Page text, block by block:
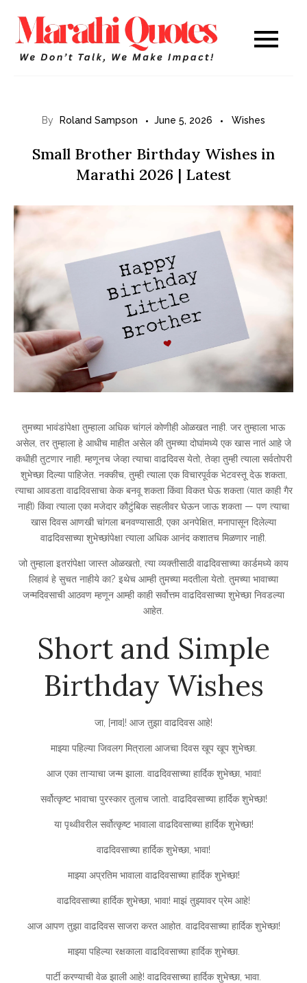
Marathi
WE DON’T TALK,
WE MAKE IMPACT!
By Roland Sampson June 5, 2026 Wishes
Small Brother Birthday Wishes in
Marathi 2026 | Latest
तुमच्या भावंडांपेक्षा तुम्हाला अधिक चांगलं कोणीही ओळखत नाही. जर तुम्हाला भाऊ
असेल, तर तुम्हाला हे आधीच माहीत असेल की तुमच्या दोघांमध्ये एक खास नातं आहे जे
कधीही तुटणार नाही. म्हणूनच जेव्हा त्याचा वाढदिवस येतो, तेव्हा तुम्ही त्याला सर्वतोपरी
शुभेच्छा दिल्या पाहिजेत. नक्कीच, तुम्ही त्याला एक विचारपूर्वक भेटवस्तू देऊ शकता,
त्याचा आवडता वाढदिवसाचा केक बनवू शकता किंवा विकत घेऊ शकता (यात काही गैर
नाही) किंवा त्याला एका मजेदार कौटुंबिक सहलीवर घेऊन जाऊ शकता — पण त्याचा
खास दिवस आणखी चांगला बनवण्यासाठी, एका अनपेक्षित, मनापासून दिलेल्या
वाढदिवसाच्या शुभेच्छांपेक्षा त्याला अधिक आनंद कशातच मिळणार नाही.
जो तुम्हाला इतरांपेक्षा जास्त ओळखतो, त्या व्यक्तीसाठी वाढदिवसाच्या कार्डमध्ये काय
लिहावं हे सुचत नाहीये का? इथेच आम्ही तुमच्या मदतीला येतो. तुमच्या भावाच्या
जन्मदिवसाची आठवण म्हणून आम्ही काही सर्वोत्तम वाढदिवसाच्या शुभेच्छा निवडल्या
आहेत.
Short and Simple
Birthday Wishes
जा, [नाव]! आज तुझा वाढदिवस आहे!
माझ्या पहिल्या जिवलग मित्राला आजचा दिवस खूप खूप शुभेच्छा.
आज एका ताऱ्याचा जन्म झाला. वाढदिवसाच्या हार्दिक शुभेच्छा, भावा!
सर्वोत्कृष्ट भावाचा पुरस्कार तुलाच जातो. वाढदिवसाच्या हार्दिक शुभेच्छा!
या पृथ्वीवरील सर्वोत्कृष्ट भावाला वाढदिवसाच्या हार्दिक शुभेच्छा!
वाढदिवसाच्या हार्दिक शुभेच्छा, भावा!
माझ्या अप्रतिम भावाला वाढदिवसाच्या हार्दिक शुभेच्छा!
वाढदिवसाच्या हार्दिक शुभेच्छा, भावा! माझं तुझ्यावर प्रेम आहे!
आज आपण तुझा वाढदिवस साजरा करत आहोत. वाढदिवसाच्या हार्दिक शुभेच्छा!
माझ्या पहिल्या रक्षकाला वाढदिवसाच्या हार्दिक शुभेच्छा.
पार्टी करण्याची वेळ झाली आहे! वाढदिवसाच्या हार्दिक शुभेच्छा, भावा.